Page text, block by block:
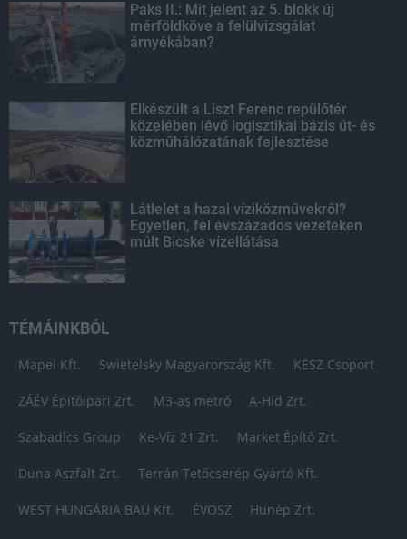
Paks II.: Mit jelent az 5. blokk új
mérföldköve a felülvizsgálat
árnyékában?
Elkészült a Liszt Ferenc repülőtér
közelében lévő logisztikai bázis út- és
közműhálózatának fejlesztése
Látlelet a hazai víziközművekről?
Egyetlen, fél évszázados vezetéken
múlt Bicske vízellátása
TÉMÁINKBÓL
Mapei Kft. Swietelsky Magyarország Kft. KÉSZ Csoport
ZÁÉV Építőipari Zrt. M3-as metró A-Híd Zrt.
Szabadics Group Ke-Víz 21 Zrt. Market Építő Zrt.
Duna Aszfalt Zrt. Terrán Tetőcserép Gyártó Kft.
WEST HUNGÁRIA BAU Kft. ÉVOSZ Hunép Zrt.